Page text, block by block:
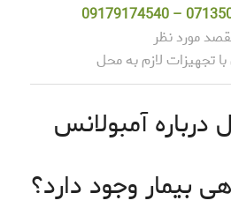
درباره آمبولانس
بیمار وجود دارد؟